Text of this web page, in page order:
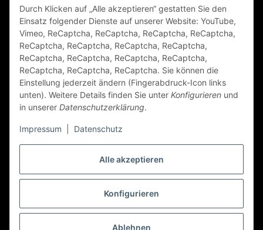
Alle akzeptieren
Konfigurieren
Ablehnen
Durch Klicken auf „Alle akzeptieren“ gestatten Sie den
Einsatz folgender Dienste auf unserer Website: YouTube,
Vimeo, ReCaptcha, ReCaptcha, ReCaptcha, ReCaptcha,
ReCaptcha, ReCaptcha, ReCaptcha, ReCaptcha,
ReCaptcha, ReCaptcha, ReCaptcha, ReCaptcha,
ReCaptcha, ReCaptcha, ReCaptcha. Sie können die
Einstellung jederzeit ändern (Fingerabdruck-Icon links
unten). Weitere Details finden Sie unter Konfigurieren und
in unserer Datenschutzerklärung.
Impressum Datenschutz
FAQ
Zahlungsarten
Folge Uns
* Alle Preise inkl. gesetzlicher USt., zzgl.